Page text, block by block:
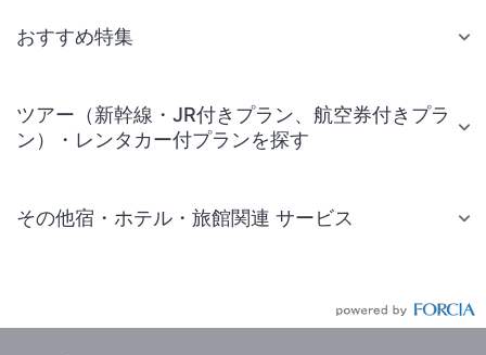
おすすめ特集
ツアー（新幹線・JR付きプラン、航空券付きプラ
ン）・レンタカー付プランを探す
その他宿・ホテル・旅館関連 サービス